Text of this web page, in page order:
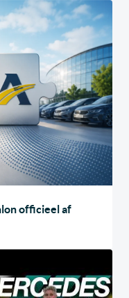
officieel af